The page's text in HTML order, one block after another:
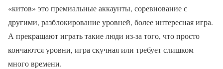
«китов» это премиальные аккаунты, соревнование с
другими, разблокирование уровней, более интересная игра.
А прекращают играть такие люди из-за того, что просто
кончаются уровни, игра скучная или требует слишком
много времени.